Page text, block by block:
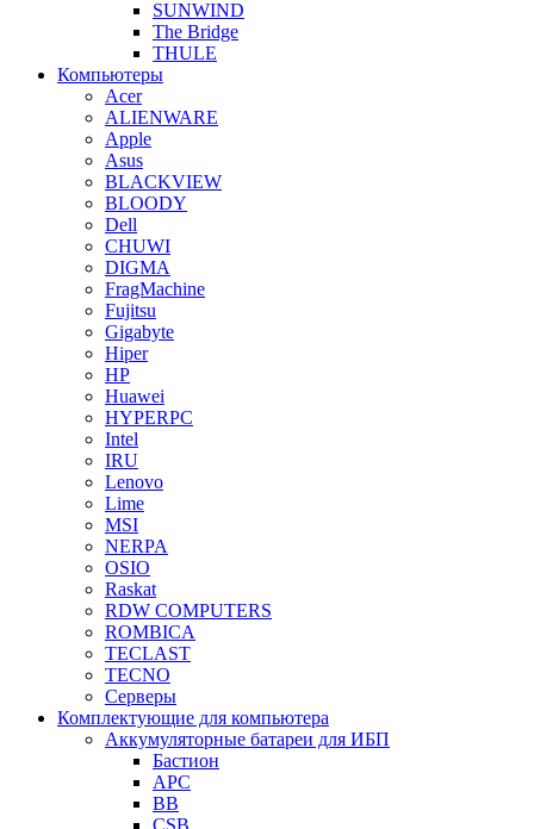
SUNWIND
The Bridge
THULE
Компьютеры
Acer
ALIENWARE
Apple
Asus
BLACKVIEW
BLOODY
Dell
CHUWI
DIGMA
FragMachine
Fujitsu
Gigabyte
Hiper
HP
Huawei
HYPERPC
Intel
IRU
Lenovo
Lime
MSI
NERPA
OSIO
Raskat
RDW COMPUTERS
ROMBICA
TECLAST
TECNO
Серверы
Комплектующие для компьютера
Аккумуляторные батареи для ИБП
Бастион
APC
BB